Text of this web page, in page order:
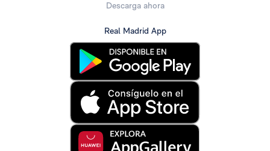
Descarga ahora
Real Madrid App